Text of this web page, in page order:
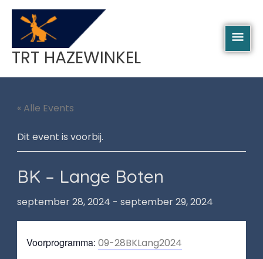
Spring
naar
inhoud
TRT HAZEWINKEL
« Alle Events
Dit event is voorbij.
BK – Lange Boten
september 28, 2024 - september 29, 2024
Voorprogramma: 09-28BKLang2024